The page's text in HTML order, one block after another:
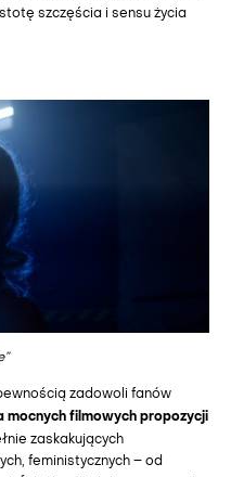
szczęścia i sensu życia
zadowoli fanów
mocnych filmowych propozycji
zaskakujących
feministycznych – od